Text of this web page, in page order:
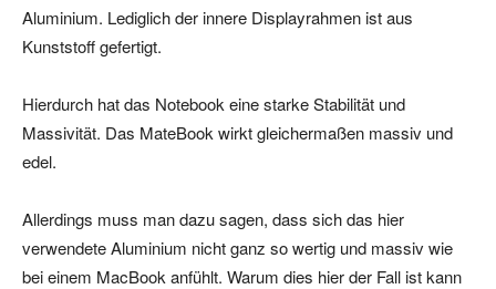
Aluminium. Lediglich der innere Displayrahmen ist aus
Kunststoff gefertigt.
Hierdurch hat das Notebook eine starke Stabilität und
Massivität. Das MateBook wirkt gleichermaßen massiv und
edel.
Allerdings muss man dazu sagen, dass sich das hier
verwendete Aluminium nicht ganz so wertig und massiv wie
bei einem MacBook anfühlt. Warum dies hier der Fall ist kann